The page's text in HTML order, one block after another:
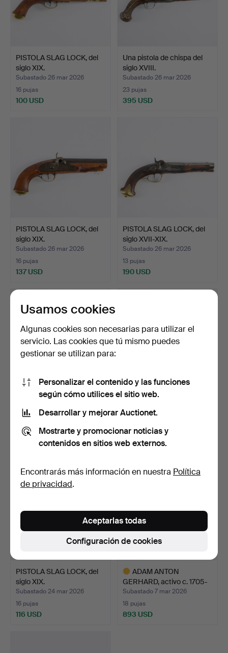
PISTOLA SLAG LOCK, del
siglo XIX.
Subastado 26 mar 2026
16 pujas
100 USD
Una pistola de chispa del
siglo XVIII.
Subastado 26 mar 2026
23 pujas
395 USD
PISTOLA SLAG LOCK, del
siglo XIX.
Subastado 26 mar 2026
16 pujas
137 USD
PISTOLA SLAG LOCK, del
siglo XVII-XIX.
Subastado 26 mar 2026
13 pujas
190 USD
Una pistola de chispa del
siglo XVIII.
8 pujas
421 USD
Una pistola de chispa de los
siglos XVII y…
15 pujas
464 USD
PISTOLA SLAG LOCK, del
siglo XIX.
Subastado 24 mar 2026
16 pujas
116 USD
ADAM ANTON
GERHARD, activo c. 1705-
1749 en…
Subastado 7 mar 2026
18 pujas
893 USD
Usamos cookies
Algunas cookies son necesarias para utilizar el
servicio. Las cookies que tú mismo puedes
gestionar se utilizan para:
Personalizar el contenido y las funciones
según cómo utilices el sitio web.
Desarrollar y mejorar Auctionet.
Mostrarte y promocionar noticias y
contenidos en sitios web externos.
Encontrarás más información en nuestra Política
de privacidad.
Configuración de cookies
Aceptarlas todas